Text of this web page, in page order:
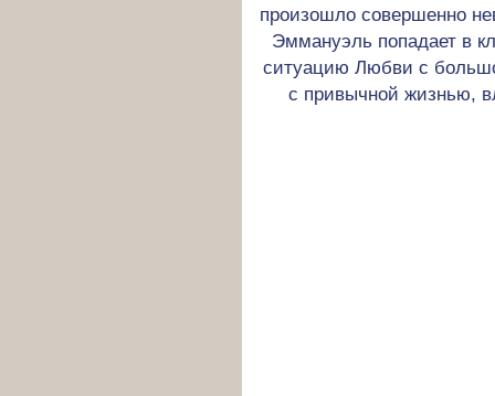
произошло совершенно
Эммануэль попадает в
ситуацию Любви с
с привычной жизнью,